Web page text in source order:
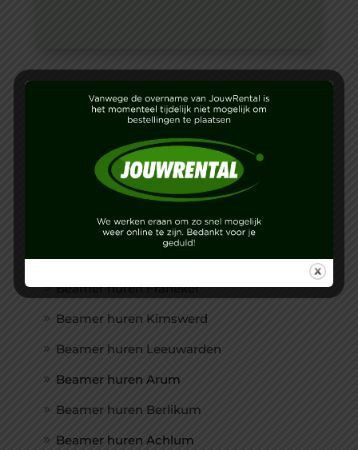
WIJ VERHUREN OOK IN:
Beamer huren Harlingen
Beamer huren Sexbierum
Beamer huren Tzummarum
Beamer huren Franeker
Beamer huren Kimswerd
Beamer huren Leeuwarden
Beamer huren Arum
Beamer huren Berlikum
Beamer huren Achlum